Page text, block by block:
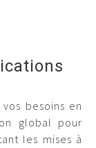
besoins en
global pour
les mises à